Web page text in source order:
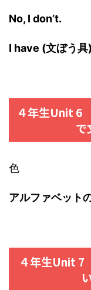
No, I don’t.
I have (文ぼう具
４年生Unit
で
色
アルファベット
４年生Unit